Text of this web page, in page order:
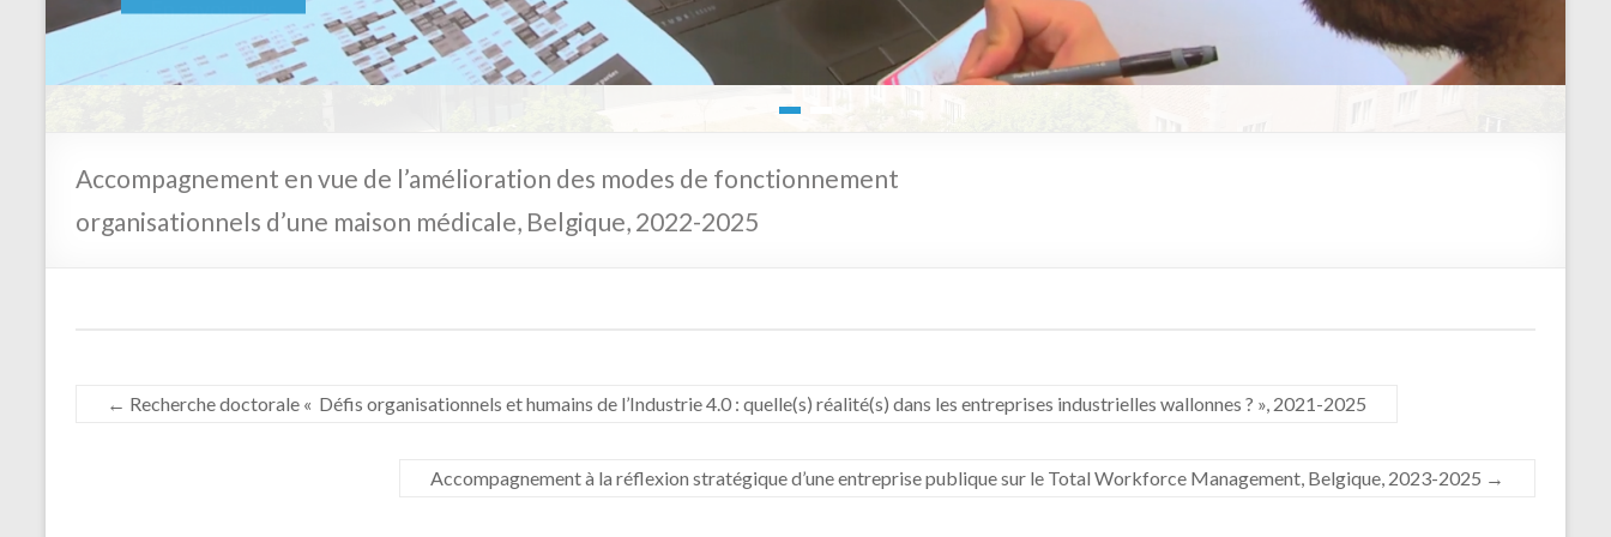
En savoir plus
Accompagnement en vue de l’amélioration des modes de fonctionnement
organisationnels d’une maison médicale, Belgique, 2022-2025
← Recherche doctorale « Défis organisationnels et humains de l’Industrie 4.0 : quelle(s) réalité(s) dans les entreprises industrielles wallonnes ? », 2021-2025
Accompagnement à la réflexion stratégique d’une entreprise publique sur le Total Workforce Management, Belgique, 2023-2025 →